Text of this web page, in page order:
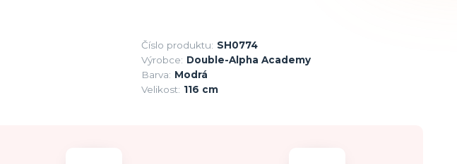
Číslo produktu: SH0774
Výrobce: Double-Alpha Academy
Barva: Modrá
Velikost: 116 cm